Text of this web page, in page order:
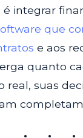
integrar
que
e aos
quanto
real, suas